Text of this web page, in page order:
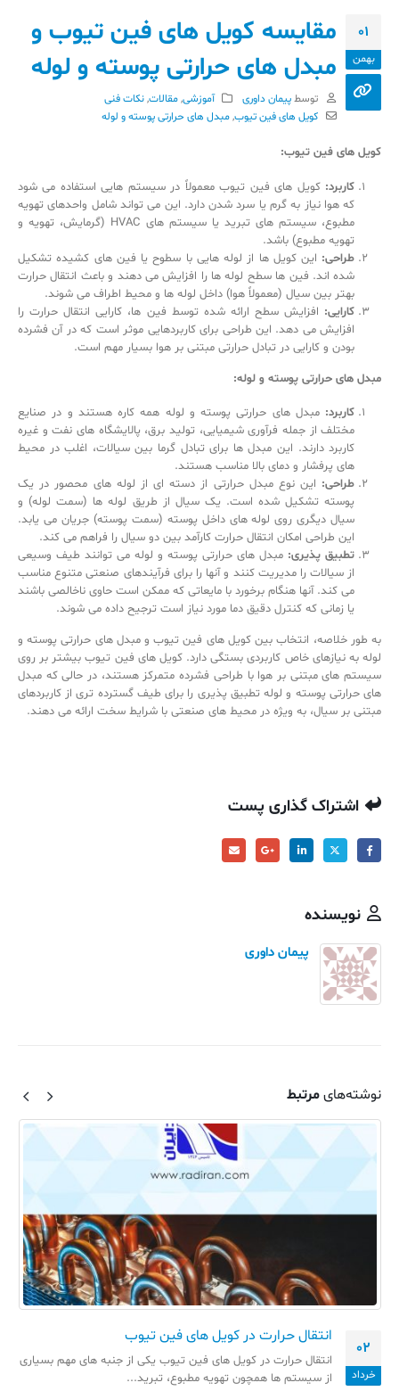
01
بهمن
مقایسه کویل های فین تیوب و
مبدل های حرارتی پوسته و لوله
توسط پیمان داوری آموزشی,مقالات,نکات فنی
کویل های فین تیوب,مبدل های حرارتی پوسته و لوله
کویل های فین تیوب:
کاربرد: کویل های فین تیوب معمولاً در سیستم هایی استفاده می شود
که هوا نیاز به گرم یا سرد شدن دارد. این می تواند شامل واحدهای تهویه
مطبوع، سیستم های تبرید یا سیستم های HVAC (گرمایش، تهویه و
تهویه مطبوع) باشد.
طراحی: این کویل ها از لوله هایی با سطوح یا فین های کشیده تشکیل
شده اند. فین ها سطح لوله ها را افزایش می دهند و باعث انتقال حرارت
بهتر بین سیال (معمولاً هوا) داخل لوله ها و محیط اطراف می شوند.
کارایی: افزایش سطح ارائه شده توسط فین ها، کارایی انتقال حرارت را
افزایش می دهد. این طراحی برای کاربردهایی موثر است که در آن فشرده
بودن و کارایی در تبادل حرارتی مبتنی بر هوا بسیار مهم است.
مبدل های حرارتی پوسته و لوله:
کاربرد: مبدل های حرارتی پوسته و لوله همه کاره هستند و در صنایع
مختلف از جمله فرآوری شیمیایی، تولید برق، پالایشگاه های نفت و غیره
کاربرد دارند. این مبدل ها برای تبادل گرما بین سیالات، اغلب در محیط
های پرفشار و دمای بالا مناسب هستند.
طراحی: این نوع مبدل حرارتی از دسته ای از لوله های محصور در یک
پوسته تشکیل شده است. یک سیال از طریق لوله ها (سمت لوله) و
سیال دیگری روی لوله های داخل پوسته (سمت پوسته) جریان می یابد.
این طراحی امکان انتقال حرارت کارآمد بین دو سیال را فراهم می کند.
تطبیق پذیری: مبدل های حرارتی پوسته و لوله می توانند طیف وسیعی
از سیالات را مدیریت کنند و آنها را برای فرآیندهای صنعتی متنوع مناسب
می کند. آنها هنگام برخورد با مایعاتی که ممکن است حاوی ناخالصی باشند
یا زمانی که کنترل دقیق دما مورد نیاز است ترجیح داده می شوند.
به طور خلاصه، انتخاب بین کویل های فین تیوب و مبدل های حرارتی پوسته و
لوله به نیازهای خاص کاربردی بستگی دارد. کویل های فین تیوب بیشتر بر روی
سیستم های مبتنی بر هوا با طراحی فشرده متمرکز هستند، در حالی که مبدل
های حرارتی پوسته و لوله تطبیق پذیری را برای طیف گسترده تری از کاربردهای
مبتنی بر سیال، به ویژه در محیط های صنعتی با شرایط سخت ارائه می دهند.
اشتراک گذاری پست
نویسنده
پیمان داوری
نوشته‌هایمرتبط
02
خرداد
انتقال حرارت در کویل های فین تیوب
انتقال حرارت در کویل های فین تیوب یکی از جنبه های مهم بسیاری
از سیستم ها همچون تهویه مطبوع، تبرید...